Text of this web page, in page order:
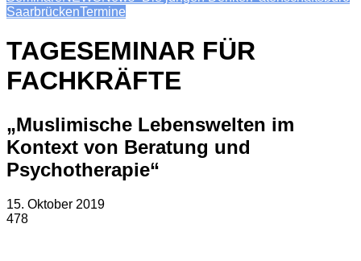
SaarbrückenTermine
TAGESEMINAR FÜR
FACHKRÄFTE
„Muslimische Lebenswelten im
Kontext von Beratung und
Psychotherapie“
15. Oktober 2019
478